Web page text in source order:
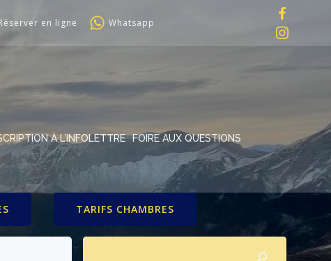
en ligne Whatsapp
À L’INFOLETTRE
FOIRE AUX QUESTIONS
TARIFS CHAMBRES